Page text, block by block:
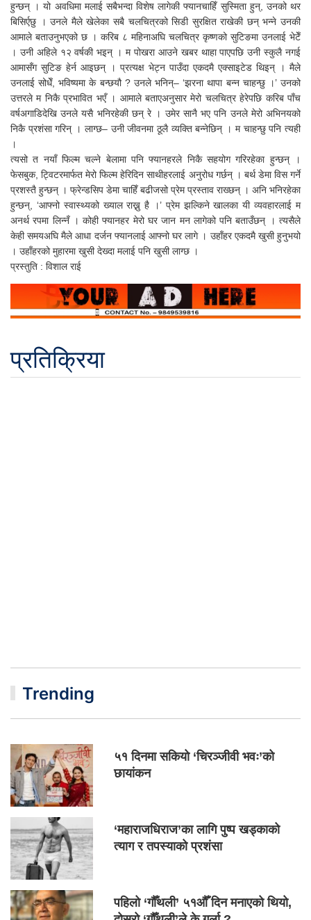
हुन्छन् । यो अवधिमा मलाई सबैभन्दा विशेष लागेकी फ्यानचाहिँ सुस्मिता हुन्, उनको थर
बिसिर्एछु । उनले मैले खेलेका सबै चलचित्रको सिडी सुरक्षित राखेकी छन् भन्ने उनकी
आमाले बताउनुभएको छ । करिब ८ महिनाअघि चलचित्र कृष्णको सुटिङमा उनलाई भेटेँ
। उनी अहिले १२ वर्षकी भइन् । म पोखरा आउने खबर थाहा पाएपछि उनी स्कुलै नगई
आमासँग सुटिङ हेर्न आइछन् । प्रत्यक्ष भेट्न पाउँदा एकदमै एक्साइटेड थिइन् । मैले
उनलाई सोधेँ, भविष्यमा के बन्छयौ ? उनले भनिन्– ‘झरना थापा बन्न चाहन्छु ।’ उनको
उत्तरले म निकै प्रभावित भएँ । आमाले बताएअनुसार मेरो चलचित्र हेरेपछि करिब पाँच
वर्षअगाडिदेखि उनले यसै भनिरहेकी छन् रे । उमेर सानै भए पनि उनले मेरो अभिनयको
निकै प्रशंसा गरिन् । लाग्छ– उनी जीवनमा ठूलै व्यक्ति बन्नेछिन् । म चाहन्छु पनि त्यही
।
त्यसो त नयाँ फिल्म चल्ने बेलामा पनि फ्यानहरले निकै सहयोग गरिरहेका हुन्छन् ।
फेसबुक, ट्विटरमार्फत मेरो फिल्म हेरिदिन साथीहरलाई अनुरोध गर्छन् । बर्थ डेमा विस गर्ने
प्रशस्तै हुन्छन् । फ्रेन्डसिप डेमा चाहिँ बढीजसो प्रेम प्रस्ताव राख्छन् । अनि भनिरहेका
हुन्छन्, ‘आफ्नो स्वास्थ्यको ख्याल राख्नु है ।’ प्रेम झल्किने खालका यी व्यवहारलाई म
अनर्थ रपमा लिन्नँ । कोही फ्यानहर मेरो घर जान मन लागेको पनि बताउँछन् । त्यसैले
केही समयअघि मैले आधा दर्जन फ्यानलाई आफ्नो घर लागे । उहाँहर एकदमै खुसी हुनुभयो
। उहाँहरको मुहारमा खुसी देख्दा मलाई पनि खुसी लाग्छ ।
प्रस्तुति : विशाल राई
प्रतिक्रिया
Trending
५१ दिनमा सकियो ‘चिरञ्जीवी भवः’को
छायांकन
‘महाराजधिराज’का लागि पुष्प खड्काको
त्याग र तपस्याको प्रशंसा
पहिलो ‘गौँथली’ ५१औँ दिन मनाएको थियो,